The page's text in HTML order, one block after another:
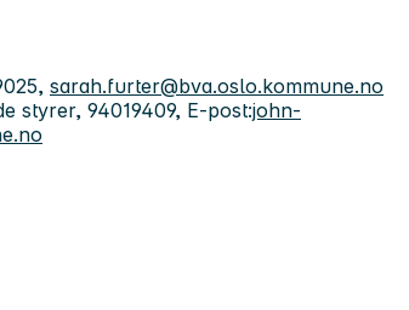
sarah.furter@bva.oslo.kommune.no
styrer, 94019409, E-post:john-